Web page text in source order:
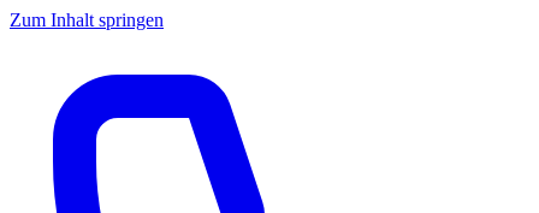
Zum Inhalt springen